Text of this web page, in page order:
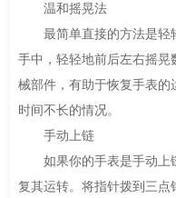
温和摇晃法
最简单直接的方法是轻
手中，轻轻地前后左右摇
械部件，有助于恢复手表的
时间不长的情况。
手动上链
如果你的手表是手动上
复其运转。将指针拨到三点